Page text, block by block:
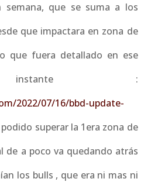
que se suma a los
que impactara en zona de
que fuera detallado en ese
instante :
2022/07/16/bbd-update-
superar la 1era zona de
de a poco va quedando atrás
los bulls , que era ni mas ni